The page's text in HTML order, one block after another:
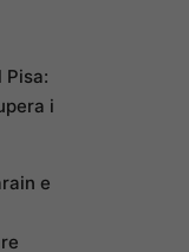
Pisa:
i
e